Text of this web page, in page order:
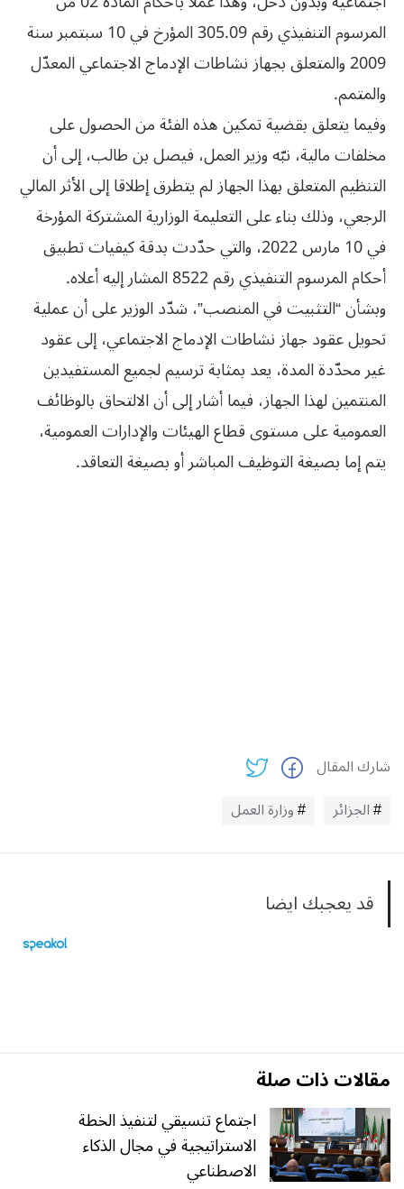
المرسوم التنفيذي رقم 305.09 المؤرخ في 10 سبتمبر سنة
2009 والمتعلق بجهاز نشاطات الإدماج الاجتماعي المعدّل
والمتمم.
وفيما يتعلق بقضية تمكين هذه الفئة من الحصول على
مخلفات مالية، نبّه وزير العمل، فيصل بن طالب، إلى أن
التنظيم المتعلق بهذا الجهاز لم يتطرق إطلاقا إلى الأثر المالي
الرجعي، وذلك بناء على التعليمة الوزارية المشتركة المؤرخة
في 10 مارس 2022، والتي حدّدت بدقة كيفيات تطبيق
أحكام المرسوم التنفيذي رقم 8522 المشار إليه أعلاه.
وبشأن “التثبيت في المنصب”، شدّد الوزير على أن عملية
تحويل عقود جهاز نشاطات الإدماج الاجتماعي، إلى عقود
غير محدّدة المدة، يعد بمثابة ترسيم لجميع المستفيدين
المنتمين لهذا الجهاز، فيما أشار إلى أن الالتحاق بالوظائف
العمومية على مستوى قطاع الهيئات والإدارات العمومية،
يتم إما بصيغة التوظيف المباشر أو بصيغة التعاقد.
شارك المقال
الجزائر
وزارة العمل
قد يعجبك ايضا
مقالات ذات صلة
اجتماع تنسيقي لتنفيذ الخطة
الاستراتيجية في مجال الذكاء
الاصطناعي